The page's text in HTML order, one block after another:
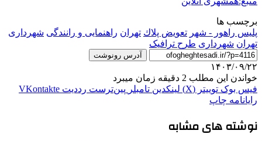
برچسب ها
پلیس راهور - شهر تعويض پلاك تهران راهنمايى و رانندگى شهردارى
تهران شهرداری طرح ترافیک
آدرس رونوشت
۱۴۰۳/۰۹/۲۲
خواندن این مطلب 2 دقیقه زمان میبرد
فیس بوک توییتر (X) لینکدین ‫تامبلر ‫پین‌ترست ‫رددیت ‫VKontakte
رایانامه چاپ
نوشته های مشابه